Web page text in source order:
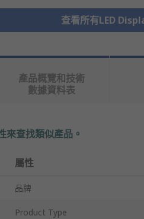
查看所有LED
產品概覽和技術
數據資料表
來查找類似產品。
屬性
品牌
Product Type